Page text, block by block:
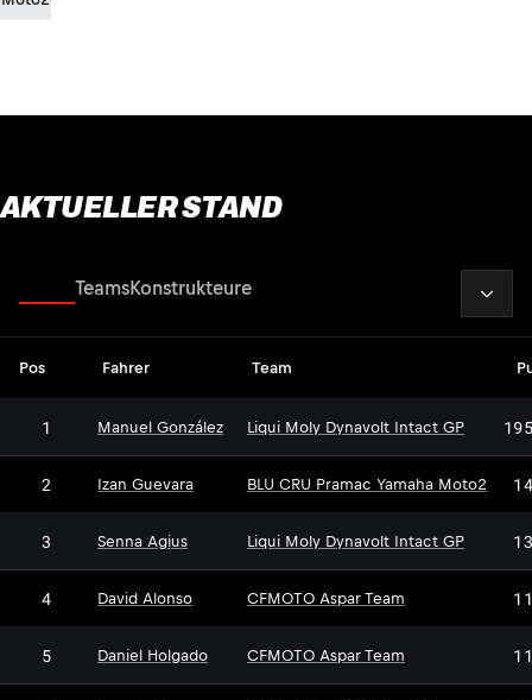
AKTUELLER STAND
TeamsKonstrukteure
Pos Fahrer Team
1 Manuel González Liqui Moly Dynavolt Intact GP
2 Izan Guevara BLU CRU Pramac Yamaha Moto2
3 Senna Agius Liqui Moly Dynavolt Intact GP
4 David Alonso CFMOTO Aspar Team
5 Daniel Holgado CFMOTO Aspar Team